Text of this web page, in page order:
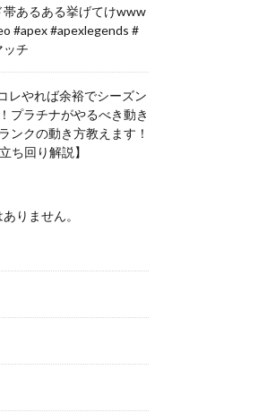
帯あるある挙げてけwww
#apex #apexlegends #
チ
レやれば余裕でシーズン
プラチナがやるべき動き
ンクの動き方教えます！
ち回り解説】
りません。